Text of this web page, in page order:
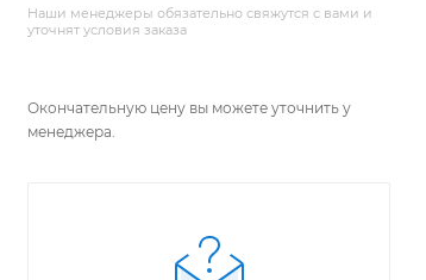
Наши менеджеры обязательно свяжутся с вами и
уточнят условия заказа
Окончательную цену вы можете уточнить у
менеджера.